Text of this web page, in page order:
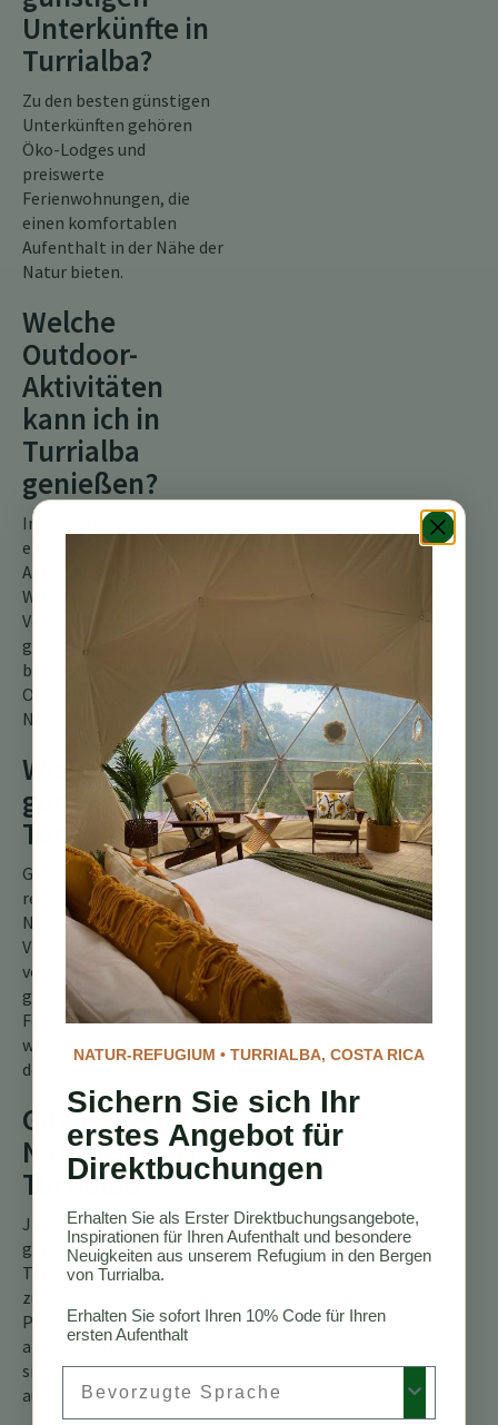
Unterkünfte in
Turrialba?
Zu den besten günstigen
Unterkünften gehören
Öko-Lodges und
preiswerte
Ferienwohnungen, die
einen komfortablen
Aufenthalt in der Nähe der
Natur bieten.
Welche
Outdoor-
Aktivitäten
kann ich in
Turrialba
genießen?
In Turrialba können Sie
eine Vielzahl von Outdoor-
Aktivitäten wie Wandern,
Wildwasser-Rafting und
Vogelbeobachtung
genießen, die alle
budgetfreundliche
Optionen für
Naturliebhaber sind.
Wie reise ich
günstig nach
Turrialba?
Günstig nach Turrialba zu
reisen, kann durch die
Nutzung öffentlicher
Verkehrsmittel, das Teilen
von Fahrten oder die Wahl
günstiger
Ferienwohnungen erreicht
werden, die Ihnen Geld bei
den Unterkünften sparen.
Gibt es geführte
Naturtouren in
Turrialba?
Ja, es gibt mehrere
geführte Naturtouren in
Turrialba, von denen viele
zu wettbewerbsfähigen
Preisen von lokalen Guides
angeboten werden, die
sich in der Gegend
auskennen.
NATUR-REFUGIUM • TURRIALBA, COSTA RICA
Sichern Sie sich Ihr
erstes Angebot für
Direktbuchungen
Erhalten Sie als Erster Direktbuchungsangebote,
Inspirationen für Ihren Aufenthalt und besondere
Neuigkeiten aus unserem Refugium in den Bergen
von Turrialba.
Erhalten Sie sofort Ihren 10% Code für Ihren
ersten Aufenthalt